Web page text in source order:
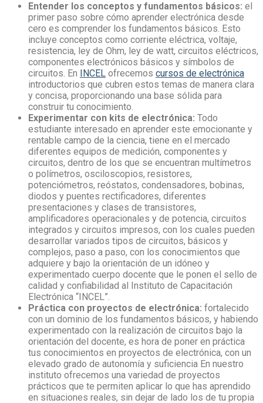
Entender los conceptos y fundamentos básicos: el
primer paso sobre cómo aprender electrónica desde
cero es comprender los fundamentos básicos. Esto
incluye conceptos como corriente eléctrica, voltaje,
resistencia, ley de Ohm, ley de watt, circuitos eléctricos,
componentes electrónicos básicos y símbolos de
circuitos. En
INCEL ofrecemos cursos de electrónica
introductorios que cubren estos temas de manera clara
y concisa, proporcionando una base sólida para
construir tu conocimiento.
Experimentar con kits de electrónica: Todo
estudiante interesado en aprender este emocionante y
rentable campo de la ciencia, tiene en el mercado
diferentes equipos de medición, componentes y
circuitos, dentro de los que se encuentran multímetros
o polímetros, osciloscopios, resistores,
potenciómetros, reóstatos, condensadores, bobinas,
diodos y puentes rectificadores, diferentes
presentaciones y clases de transistores,
amplificadores operacionales y de potencia, circuitos
integrados y circuitos impresos, con los cuales pueden
desarrollar variados tipos de circuitos, básicos y
complejos, paso a paso, con los conocimientos que
adquiere y bajo la orientación de un idóneo y
experimentado cuerpo docente que le ponen el sello de
calidad y confiabilidad al Instituto de Capacitación
Electrónica “INCEL”.
Práctica con proyectos de electrónica: fortalecido
con un dominio de los fundamentos básicos, y habiendo
experimentado con la realización de circuitos bajo la
orientación del docente, es hora de poner en práctica
tus conocimientos en proyectos de electrónica, con un
elevado grado de autonomía y suficiencia En nuestro
instituto ofrecemos una variedad de proyectos
prácticos que te permiten aplicar lo que has aprendido
en situaciones reales, sin dejar de lado los de tu propia